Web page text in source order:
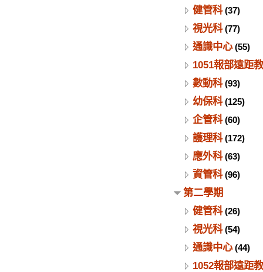
健管科(37)
視光科(77)
通識中心(55)
1051報部遠距
數動科(93)
幼保科(125)
企管科(60)
護理科(172)
應外科(63)
資管科(96)
第二學期
健管科(26)
視光科(54)
通識中心(44)
1052報部遠距